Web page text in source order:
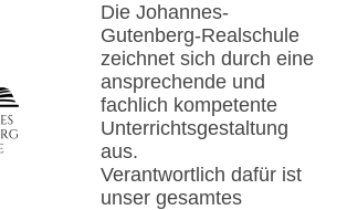
Die Johannes-
Gutenberg-Realschule
zeichnet sich durch eine
ansprechende und
fachlich kompetente
Unterrichtsgestaltung
aus.
Verantwortlich dafür ist
unser gesamtes